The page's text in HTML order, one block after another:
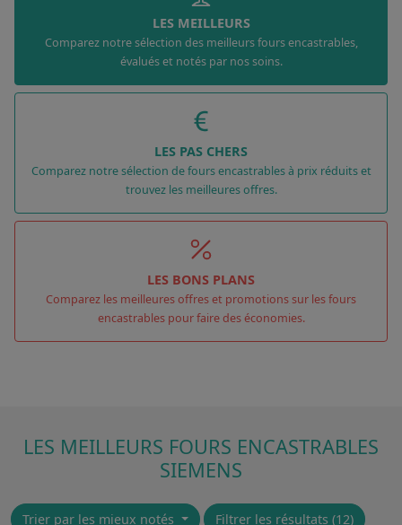
LES MEILLEURS
Comparez notre sélection des meilleurs fours encastrables,
évalués et notés par nos soins.
LES PAS CHERS
Comparez notre sélection de fours encastrables à prix réduits et
trouvez les meilleures offres.
LES BONS PLANS
Comparez les meilleures offres et promotions sur les fours
encastrables pour faire des économies.
LES MEILLEURS FOURS ENCASTRABLES
SIEMENS
Trier par les mieux notés Filtrer les résultats (12)